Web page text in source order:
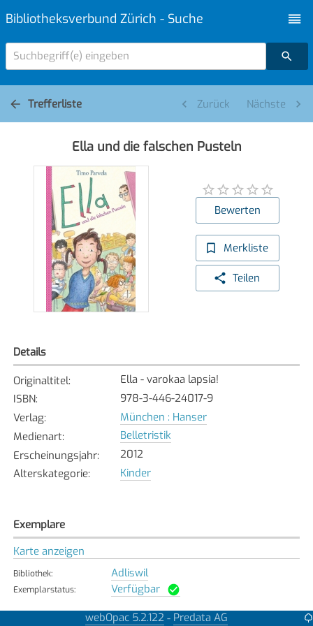
Bibliotheksverbund Zürich - Suche
Suchbegriff(e) eingeben
Trefferliste Zurück Nächste
Ella und die falschen Pusteln
Bewerten
Merkliste
Teilen
Details
Originaltitel:
Ella - varokaa lapsia!
ISBN:
978-3-446-24017-9
Verlag:
München : Hanser
Medienart:
Belletristik
Erscheinungsjahr:
2012
Alterskategorie: Kinder
Exemplare
Karte anzeigen
Bibliothek: Adliswil
Exemplarstatus: Verfügbar
Erlenbach
webOpac 5.2.122 - Predata AG